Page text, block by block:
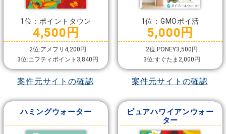
1位：ポイントタウン
4,500円
2位:アメフリ4,200円
3位:ニフティポイント3,840円
案件元サイトの確認
1位：GMOポイ活
5,000円
2位:PONEY3,500円
3位:すぐたま2,000円
案件元サイトの確認
ハミングウォーター
ピュアハワイアンウォー
ター